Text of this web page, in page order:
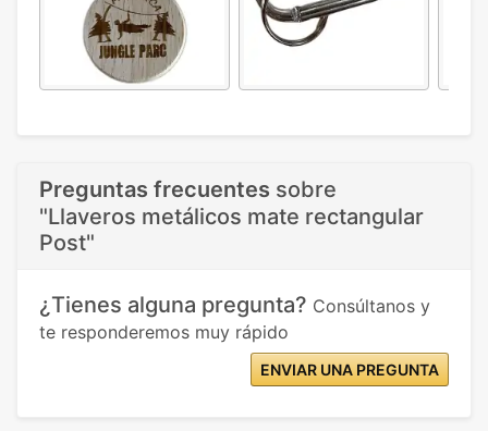
Preguntas frecuentes sobre
"Llaveros metálicos mate rectangular
Post"
¿Tienes alguna pregunta? Consúltanos y
te responderemos muy rápido
ENVIAR UNA PREGUNTA